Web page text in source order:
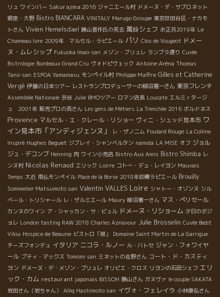
リュ ワインバー Sakurajima 2016 ジャニエール村 ドメーヌ・デ・サブロネット
銀座・大野 Bistro BIANCARA VINITALY Marugo Groupe 東京世田谷区・ナカモ
トさん Vivien Hemelsdael 勝山晋作氏の死去 萬谷シェフ お正月2019年 Le
Chameau Ivre 2009年 マルセル・ラピエール パリ Clos de Vougeot ドメー
ヌ・ムレシップ Fukuoka Imao-san メゾン・ブリュレ ランブラ通り Cuvée
Bistrologie Bordeaux Grand Cru ヴォドピヴェック Antoine Aréna Thomas
Tanii-san ESPOA Yamamasu モンペイル村 Philippe Maffre Gilles et Catherine
Vergé 伊藤の日本ツアー レストランプロデューサーの柳沼憲一さん 東京フレンチ
Assemblée Nationale 渋谷 Julie BMOツアー ロマン店長 Loucate エルミｒタージ
ュ 2001年 販売プロの西さん Les gens de Métiers La Trenchée 2016 ボルドネス
Provence マルセル・エ・クレール・リショー ヴィニ・シュッド見本市 ワ
イン見本市「アンディジェンヌ」
レ・ザノ二ム Foulard Rouge La Colline
Inspiré Hughes Beguet ジブレイ・シャンベルタン namida LA MISE オフ ジョル
ジュ・デコンブ Henning 肉 ワイン小売店 Bistro Aux Amis Bistro Shimba レ
ンヌ村 Nicolas Renaud エリック Loirre コトー・デュ・レイヨン Mauvais
Temps 大近 南仏モンペイル Place de la Borse 2018年収穫ラピエール Brouilly
Sommelier Matsumoto san Valentin VALLES Loire シャトー・オゾンヌ シル
ベール・トリシャール レ・ザルミエール Maury 柳沼憲一さん マス・ぺリセール
カンヌのワイン ア・シャッカン・サ・ビュル ドメーヌ・リショーム 夕日のボジ
ョレ London tasting RAW 2018 Charles Aznavour Julie Brosselin Cuvée Bedit
Vilou Hospice de Beaune ビストロ「俊」
Domaine Saint Martin de La Garrigue
チーズフォンデュ イタリア ニコラ・ルノー ル・バトセ ジャン・フォワイヤ
ール プティ・マックス Tomomi san ミネットの佐野さん コート・ド・カスティ
ヨン ドメーヌ・デ・メゾン・ブリュレ オリビエ・クロス リヨンの石田シェフ エリ
ック・カム restaurant japonais BISSOH 勝山さん ガヌヴァ le couple SAKATA
岩田さん（岩ちゃん）
Alliq Hashimoto san イヴォ・フェレイラ 小林康弘さん